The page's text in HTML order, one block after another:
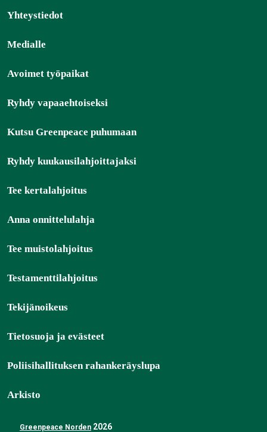
Yhteystiedot
Medialle
Avoimet työpaikat
Ryhdy vapaaehtoiseksi
Kutsu Greenpeace puhumaan
Ryhdy kuukausilahjoittajaksi
Tee kertalahjoitus
Anna onnittelulahja
Tee muistolahjoitus
Testamenttilahjoitus
Tekijänoikeus
Tietosuoja ja evästeet
Poliisihallituksen rahankeräyslupa
Arkisto
Greenpeace Norden 2026